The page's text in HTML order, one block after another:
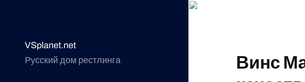
VSplanet.net
Русский дом рестлинга
Винс